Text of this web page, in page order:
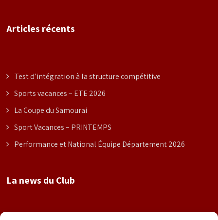
Articles récents
Test d’intégration à la structure compétitive
Sports vacances – ETE 2026
La Coupe du Samourai
Sport Vacances – PRINTEMPS
Performance et National Équipe Département 2026
La news du Club